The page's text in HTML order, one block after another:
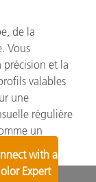
de la
Vous
et la
valables
une
régulière
un
with a
Expert